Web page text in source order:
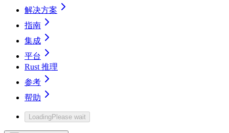
解决方案
指南
集成
平台
Rust 推理
参考
帮助
LoadingPlease wait